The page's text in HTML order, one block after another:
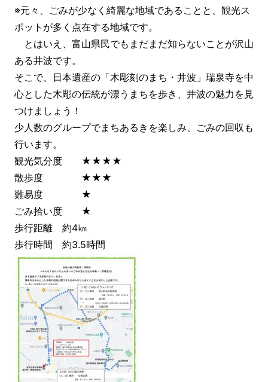
※元々、ごみが少なく綺麗な地域であることと、観光ス
ポットが多く点在する地域です。
とはいえ、富山県民でもまだまだ知らないことが沢山
ある井波です。
そこで、日本遺産の「木彫刻のまち・井波」瑞泉寺を中
心とした木彫の伝統が漂うまちを歩き、井波の魅力を見
つけましょう！
少人数のグループでまちあるきを楽しみ、ごみの回収も
行います。
観光気分度 ★★★★
散歩度 ★★★
難易度 ★
ごみ拾い度 ★
歩行距離 約4㎞
歩行時間 約3.5時間